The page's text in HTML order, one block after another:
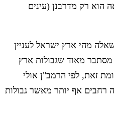
הוא רק מדרבנן (עינים
מהי ארץ ישראל לעניין
מאוד שגבולות ארץ
זאת, לפי הרמב"ן אולי
רחבים אף יותר מאשר גבולות